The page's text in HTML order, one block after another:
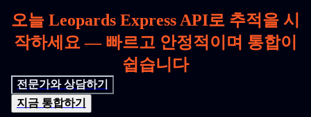
오늘 Leopards Express API로 추적을 시
작하세요 — 빠르고 안정적이며 통합이
쉽습니다
전문가와 상담하기
지금 통합하기